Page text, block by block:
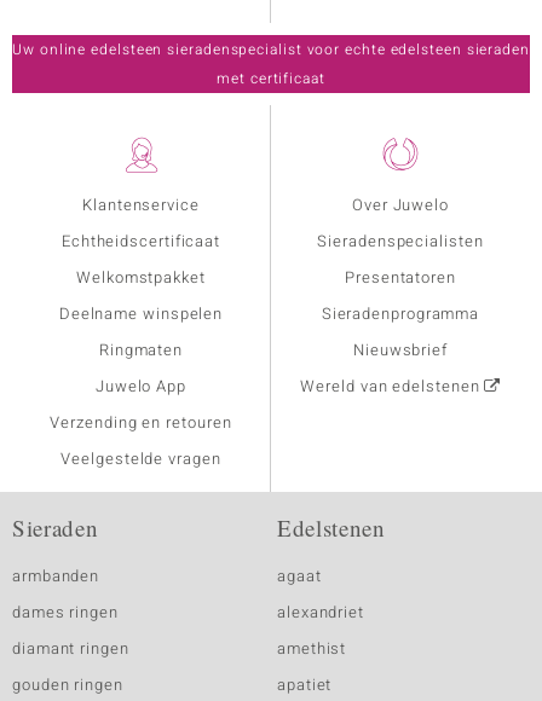
Klantenservice
Echtheidscertificaat
Welkomstpakket
Deelname winspelen
Ringmaten
Juwelo App
Verzending en retouren
Veelgestelde vragen
Over Juwelo
Sieradenspecialisten
Presentatoren
Sieradenprogramma
Nieuwsbrief
Wereld van edelstenen
Uw online edelsteen sieradenspecialist voor echte edelsteen sieraden
met certificaat
Sieraden
armbanden
dames ringen
diamant ringen
gouden ringen
Edelstenen
agaat
alexandriet
amethist
apatiet